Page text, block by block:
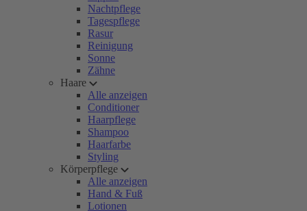
Nachtpflege
Tagespflege
Rasur
Reinigung
Sonne
Zähne
Haare
Alle anzeigen
Conditioner
Haarpflege
Shampoo
Haarfarbe
Styling
Körperpflege
Alle anzeigen
Hand & Fuß
Lotionen